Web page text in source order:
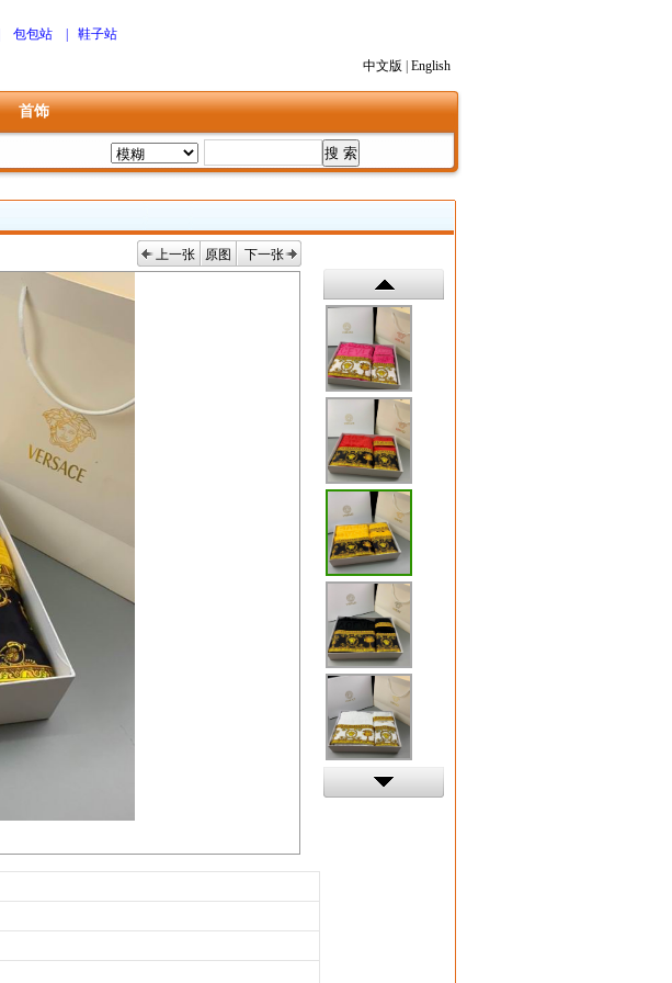
包包站 鞋子站
中文版 English
首饰
上一张 原图 下一张